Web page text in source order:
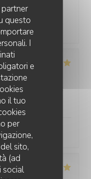
questo
I
e
il tuo
per
sito,
(ad
social
Les plats étaient
et le service
5/5 Qualità / Prezzo
: